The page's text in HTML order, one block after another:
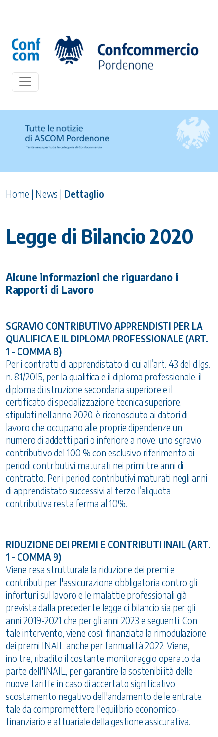
Home | News | Dettaglio
Legge di Bilancio 2020
Alcune informazioni che riguardano i
Rapporti di Lavoro
SGRAVIO CONTRIBUTIVO APPRENDISTI PER LA
QUALIFICA E IL DIPLOMA PROFESSIONALE (ART.
1 - COMMA 8)
Per i contratti di apprendistato di cui all’art. 43 del d.lgs.
n. 81/2015, per la qualifica e il diploma professionale, il
diploma di istruzione secondaria superiore e il
certificato di specializzazione tecnica superiore,
stipulati nell’anno 2020, è riconosciuto ai datori di
lavoro che occupano alle proprie dipendenze un
numero di addetti pari o inferiore a nove, uno sgravio
contributivo del 100 % con esclusivo riferimento ai
periodi contributivi maturati nei primi tre anni di
contratto. Per i periodi contributivi maturati negli anni
di apprendistato successivi al terzo l’aliquota
contributiva resta ferma al 10%.
RIDUZIONE DEI PREMI E CONTRIBUTI INAIL (ART.
1 - COMMA 9)
Viene resa strutturale la riduzione dei premi e
contributi per l'assicurazione obbligatoria contro gli
infortuni sul lavoro e le malattie professionali già
prevista dalla precedente legge di bilancio sia per gli
anni 2019-2021 che per gli anni 2023 e seguenti. Con
tale intervento, viene così, finanziata la rimodulazione
dei premi INAIL anche per l’annualità 2022. Viene,
inoltre, ribadito il costante monitoraggio operato da
parte dell'INAIL, per garantire la sostenibilità delle
nuove tariffe in caso di accertato significativo
scostamento negativo dell'andamento delle entrate,
tale da compromettere l'equilibrio economico-
finanziario e attuariale della gestione assicurativa.